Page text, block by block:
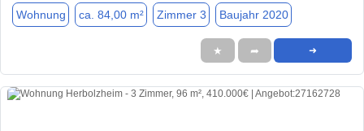
Wohnung ca. 84,00 m² Zimmer 3 Baujahr 2020
★ ➦ ➜